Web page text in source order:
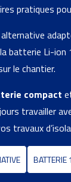
pratiques
batterie Li-ion
le chantier.
compact
travailler
travaux
BATTERIE